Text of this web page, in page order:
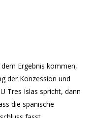
Ergebnis kommen,
der Konzession und
Tres Islas spricht, dann
die spanische